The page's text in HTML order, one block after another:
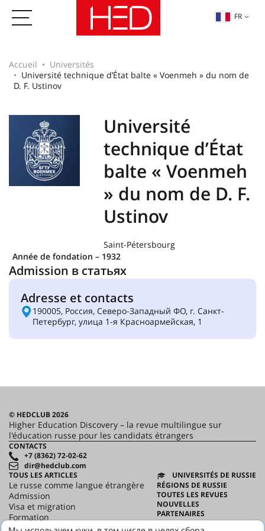
FR
Accueil
Universités
Université technique d’État balte « Voenmeh » du nom de
D. F. Ustinov
Université
technique d’État
balte « Voenmeh
» du nom de D. F.
Ustinov
Saint-Pétersbourg
Année de fondation – 1932
Admission в статьях
Adresse et contacts
190005, Россия, Северо-Западный ФО, г. Санкт-
Петербург, улица 1-я Красноармейская, 1
© HEDCLUB 2026
Higher Education Discovery – la revue multilingue sur
l'éducation russe pour les candidats étrangers
CONTACTS
+7 (8362) 72-02-62
dir@hedclub.com
TOUS LES ARTICLES
Le russe comme langue étrangère
Admission
Visa et migration
Formation
Science
UNIVERSITÉS DE RUSSIE
RÉGIONS DE RUSSIE
TOUTES LES REVUES
NOUVELLES
PARTENAIRES
CONTRAT D'UTILISATION